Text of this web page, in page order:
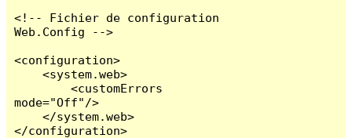
<!-- Fichier de configuration
Web.Config -->
<configuration>
    <system.web>
        <customErrors
mode="Off"/>
    </system.web>
</configuration>